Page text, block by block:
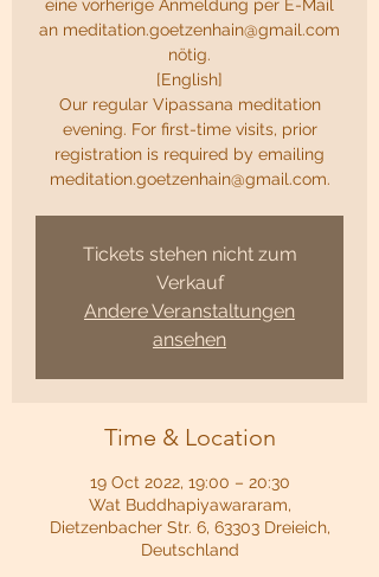
eine vorherige Anmeldung per E-Mail
an meditation.goetzenhain@gmail.com
nötig.
[English]
Our regular Vipassana meditation
evening. For first-time visits, prior
registration is required by emailing
meditation.goetzenhain@gmail.com.
Tickets stehen nicht zum
Verkauf
Andere Veranstaltungen
ansehen
Time & Location
19 Oct 2022, 19:00 – 20:30
Wat Buddhapiyawararam,
Dietzenbacher Str. 6, 63303 Dreieich,
Deutschland